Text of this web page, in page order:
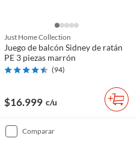
Just Home Collection
Juego de balcón Sidney de ratán
PE 3 piezas marrón
(94)
$16.999 c/u
comparar